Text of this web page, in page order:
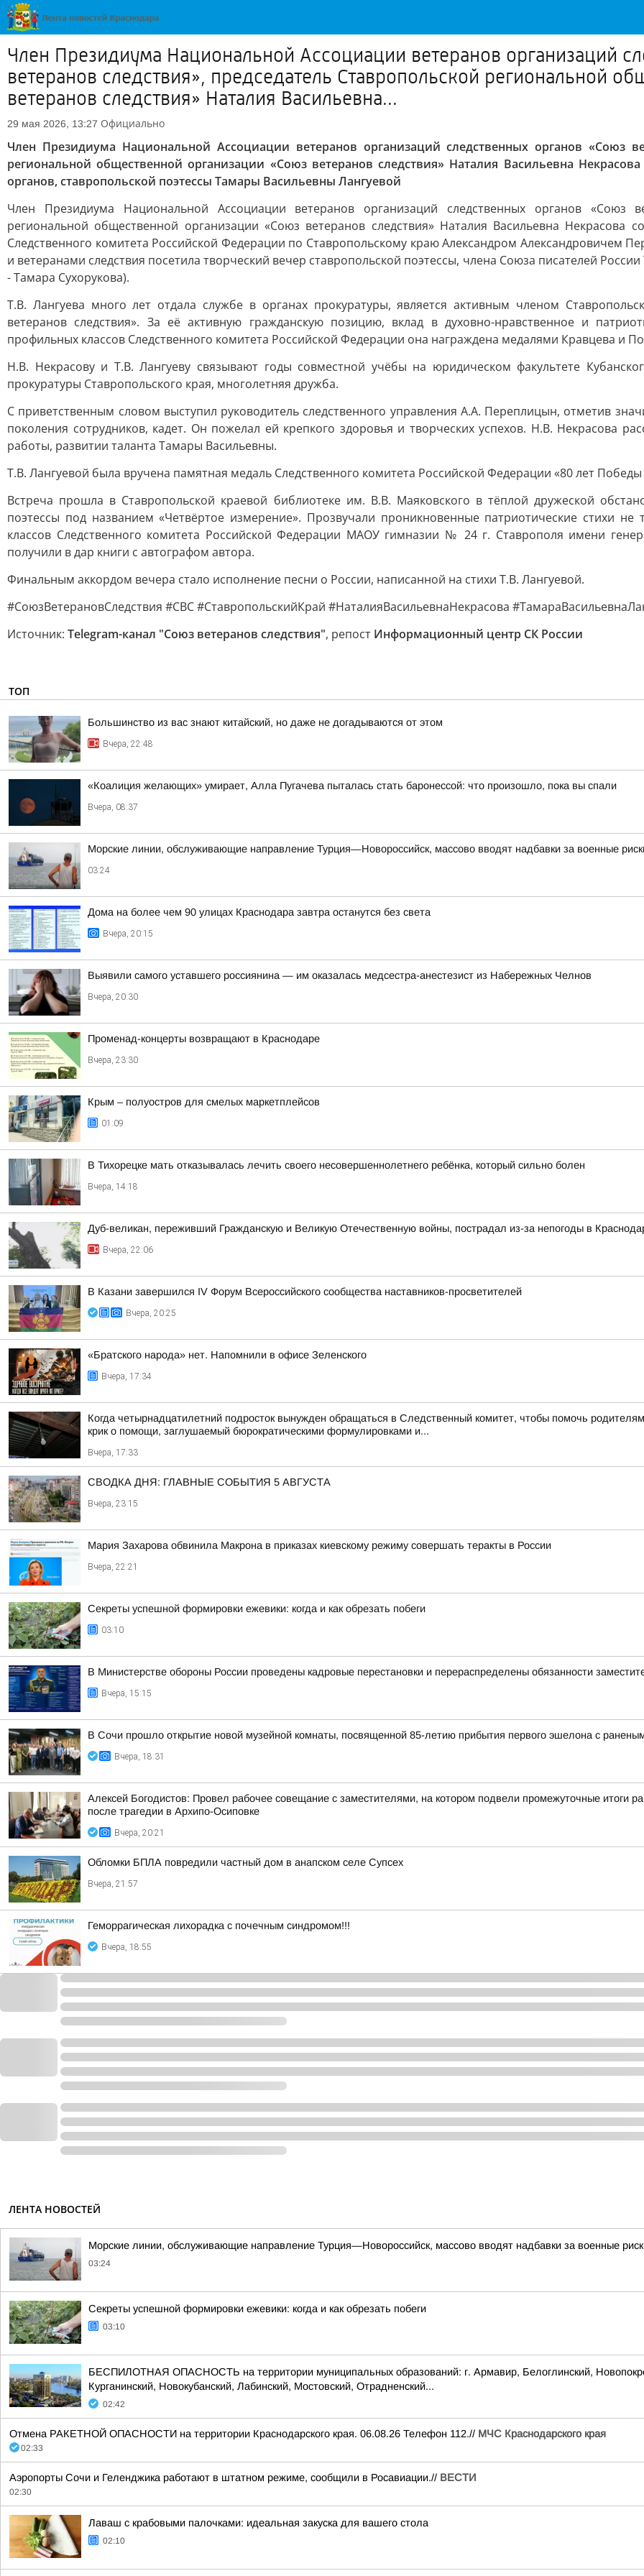
Член Президиума Национальной Ассоциации ветеранов организаций
ветеранов следствия», председатель Ставропольской региональной
ветеранов следствия» Наталия Васильевна...
29 мая 2026, 13:27 Официально
Член Президиума Национальной Ассоциации ветеранов организаций следственных органов «Союз
региональной общественной организации «Союз ветеранов следствия» Наталия Васильевна
органов, ставропольской поэтессы Тамары Васильевны Лангуевой
Член Президиума Национальной Ассоциации ветеранов организаций следственных органов «Союз
региональной общественной организации «Союз ветеранов следствия» Наталия Васильевна Некрасова
Следственного комитета Российской Федерации по Ставропольскому краю Александром Александровичем
и ветеранами следствия посетила творческий вечер ставропольской поэтессы, члена Союза писателей
- Тамара Сухорукова).
Т.В. Лангуева много лет отдала службе в органах прокуратуры, является активным членом
ветеранов следствия». За её активную гражданскую позицию, вклад в духовно-нравственное и
профильных классов Следственного комитета Российской Федерации она награждена медалями Кравцева и
Н.В. Некрасову и Т.В. Лангуеву связывают годы совместной учёбы на юридическом факультете
прокуратуры Ставропольского края, многолетняя дружба.
С приветственным словом выступил руководитель следственного управления А.А. Переплицын, отметив
поколения сотрудников, кадет. Он пожелал ей крепкого здоровья и творческих успехов. Н.В. Некрасова
работы, развитии таланта Тамары Васильевны.
Т.В. Лангуевой была вручена памятная медаль Следственного комитета Российской Федерации «80 лет
Встреча прошла в Ставропольской краевой библиотеке им. В.В. Маяковского в тёплой дружеской
поэтессы под названием «Четвёртое измерение». Прозвучали проникновенные патриотические стихи
классов Следственного комитета Российской Федерации МАОУ гимназии № 24 г. Ставрополя имени
получили в дар книги с автографом автора.
Финальным аккордом вечера стало исполнение песни о России, написанной на стихи Т.В. Лангуевой.
#СоюзВетерановСледствия #СВС #СтавропольскийКрай #НаталияВасильевнаНекрасова
Источник: Telegram-канал "Союз ветеранов следствия", репост Информационный центр СК России
ТОП
Большинство из вас знают китайский, но даже не догадываются от этом
Вчера, 22:48
«Коалиция желающих» умирает, Алла Пугачева пыталась стать баронессой: что произошло, пока вы спали
Вчера, 08:37
Морские линии, обслуживающие направление Турция—Новороссийск, массово вводят надбавки за военные
03:24
Дома на более чем 90 улицах Краснодара завтра останутся без света
Вчера, 20:15
Выявили самого уставшего россиянина — им оказалась медсестра-анестезист из Набережных Челнов
Вчера, 20:30
Променад-концерты возвращают в Краснодаре
Вчера, 23:30
Крым – полуостров для смелых маркетплейсов
01:09
В Тихорецке мать отказывалась лечить своего несовершеннолетнего ребёнка, который сильно болен
Вчера, 14:18
Дуб-великан, переживший Гражданскую и Великую Отечественную войны, пострадал из-за непогоды в
Вчера, 22:06
В Казани завершился IV Форум Всероссийского сообщества наставников-просветителей
Вчера, 20:25
«Братского народа» нет. Напомнили в офисе Зеленского
Вчера, 17:34
Когда четырнадцатилетний подросток вынужден обращаться в Следственный комитет, чтобы помочь
крик о помощи, заглушаемый бюрократическими формулировками и...
Вчера, 17:33
СВОДКА ДНЯ: ГЛАВНЫЕ СОБЫТИЯ 5 АВГУСТА
Вчера, 23:15
Мария Захарова обвинила Макрона в приказах киевскому режиму совершать теракты в России
Вчера, 22:21
Секреты успешной формировки ежевики: когда и как обрезать побеги
03:10
В Министерстве обороны России проведены кадровые перестановки и перераспределены обязанности
Вчера, 15:15
В Сочи прошло открытие новой музейной комнаты, посвященной 85-летию прибытия первого эшелона с
Вчера, 18:31
Алексей Богодистов: Провел рабочее совещание с заместителями, на котором подвели промежуточные итоги
после трагедии в Архипо-Осиповке
Вчера, 20:21
Обломки БПЛА повредили частный дом в анапском селе Супсех
Вчера, 21:57
Геморрагическая лихорадка с почечным синдромом!!!
Вчера, 18:55
ЛЕНТА НОВОСТЕЙ
Морские линии, обслуживающие направление Турция—Новороссийск, массово вводят надбавки за военные
03:24
Секреты успешной формировки ежевики: когда и как обрезать побеги
03:10
БЕСПИЛОТНАЯ ОПАСНОСТЬ на территории муниципальных образований: г. Армавир, Белоглинский,
Курганинский, Новокубанский, Лабинский, Мостовский, Отрадненский...
02:42
Отмена РАКЕТНОЙ ОПАСНОСТИ на территории Краснодарского края. 06.08.26 Телефон 112.// МЧС Краснодарского края
02:33
Аэропорты Сочи и Геленджика работают в штатном режиме, сообщили в Росавиации.// ВЕСТИ
02:30
Лаваш с крабовыми палочками: идеальная закуска для вашего стола
02:10